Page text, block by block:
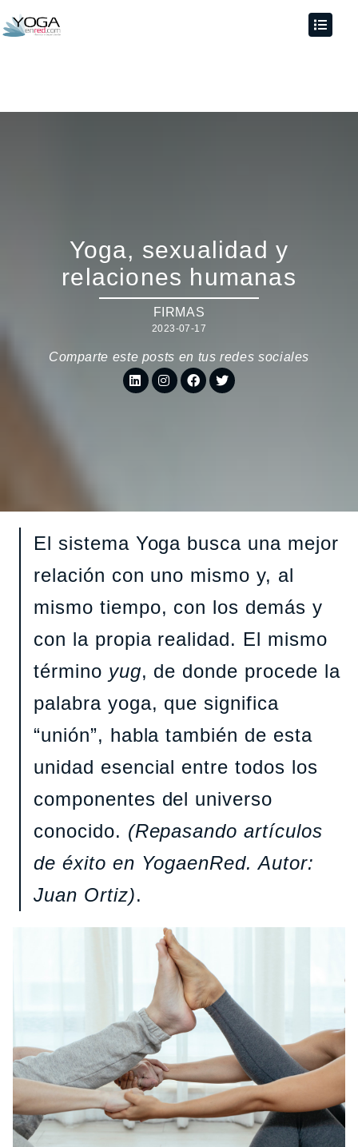
Yoga, sexualidad y
relaciones humanas
FIRMAS
2023-07-17
Comparte este posts en tus redes sociales
El sistema Yoga busca una mejor
relación con uno mismo y, al
mismo tiempo, con los demás y
con la propia realidad. El mismo
término yug, de donde procede la
palabra yoga, que significa
“unión”, habla también de esta
unidad esencial entre todos los
componentes del universo
conocido. (Repasando artículos
de éxito en YogaenRed. Autor:
Juan Ortiz).